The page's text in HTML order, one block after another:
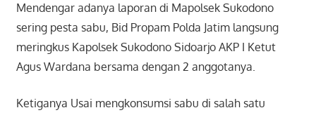
Mendengar adanya laporan di Mapolsek Sukodono
sering pesta sabu, Bid Propam Polda Jatim langsung
meringkus Kapolsek Sukodono Sidoarjo AKP I Ketut
Agus Wardana bersama dengan 2 anggotanya.
Ketiganya Usai mengkonsumsi sabu di salah satu